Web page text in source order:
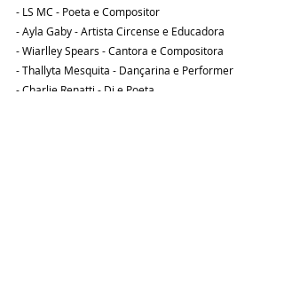
- LS MC - Poeta e Compositor
- Ayla Gaby - Artista Circense e Educadora
- Wiarlley Spears - Cantora e Compositora
- Thallyta Mesquita - Dançarina e Performer
- Charlie Renatti - Dj e Poeta